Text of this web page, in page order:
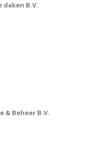
B.V.
& Beheer B.V.